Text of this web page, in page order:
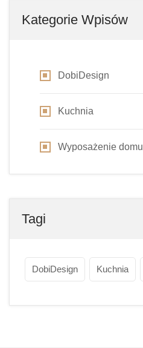
Kategorie Wpisów
DobiDesign
Kuchnia
Wyposażenie domu
Tagi
DobiDesign Kuchnia